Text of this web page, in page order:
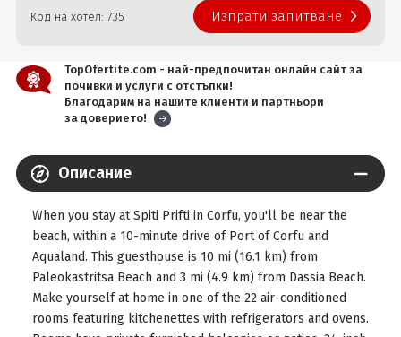
Код на хотел: 735 Изпрати запитване
TopOfertite.com - най-предпочитан онлайн сайт за
почивки и услуги с отстъпки!
Благодарим на нашите клиенти и партньори
за доверието!
Описание
When you stay at Spiti Prifti in Corfu, you'll be near the
beach, within a 10-minute drive of Port of Corfu and
Aqualand. This guesthouse is 10 mi (16.1 km) from
Paleokastritsa Beach and 3 mi (4.9 km) from Dassia Beach.
Make yourself at home in one of the 22 air-conditioned
rooms featuring kitchenettes with refrigerators and ovens.